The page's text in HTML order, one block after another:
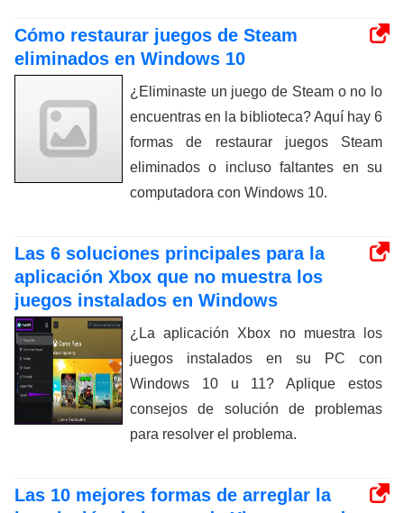
Cómo restaurar juegos de Steam
eliminados en Windows 10
¿Eliminaste un juego de Steam o no lo
encuentras en la biblioteca? Aquí hay 6
formas de restaurar juegos Steam
eliminados o incluso faltantes en su
computadora con Windows 10.
Las 6 soluciones principales para la
aplicación Xbox que no muestra los
juegos instalados en Windows
¿La aplicación Xbox no muestra los
juegos instalados en su PC con
Windows 10 u 11? Aplique estos
consejos de solución de problemas
para resolver el problema.
Las 10 mejores formas de arreglar la